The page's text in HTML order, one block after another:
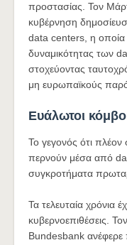
προστασίας. Τον
κυβέρνηση
data centers, η οποία
δυναμικότητας των
στοχεύοντας
μη ευρωπαϊκούς
Ευάλωτοι
Το γεγονός ότι
περνούν μέσα από
συγκροτήματα
Τα τελευταία χρόνια
κυβερνοεπιθέσεις.
Bundesbank ανέφερε